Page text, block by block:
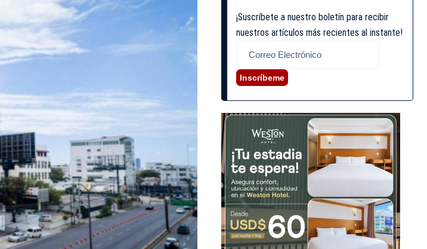
¡Suscríbete a nuestro boletín para recibir
nuestros artículos más recientes al instante!
Inscríbeme